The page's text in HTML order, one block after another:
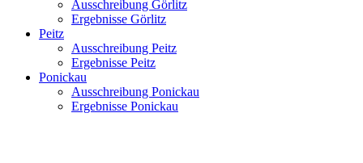
Ausschreibung Görlitz
Ergebnisse Görlitz
Peitz
Ausschreibung Peitz
Ergebnisse Peitz
Ponickau
Ausschreibung Ponickau
Ergebnisse Ponickau